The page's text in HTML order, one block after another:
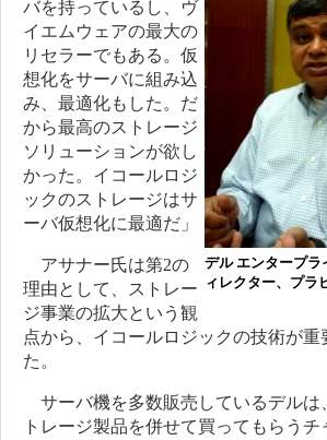
デル エンタープ
ィレクター、プラ
バを持っているし、ヴ
イエムウェアの最大の
リセラーでもある。仮
想化をサーバに組み込
み、最適化もした。だ
から最高のストレージ
ソリューションが欲し
かった。イコールロジ
ックのストレージはサ
ーバ仮想化に最適だ」
アサナー氏は第2の
理由として、ストレー
ジ事業の拡大という観
点から、イコールロジックの技術が
た。
サーバ機を多数販売しているデルは
トレージ製品を併せて買ってもらうチ